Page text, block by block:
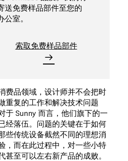
送免费样品部件至您的
公室。
索取免费样品部件
费品领域，设计师并不会把时
重复的工作和解决技术问题
于 Sunny 而言，他们旗下的一
经落伍。问题的关键在于如何
些传统设备截然不同的理想消
，而在此过程中，对一些小特
甚至可以左右新产品的成败。